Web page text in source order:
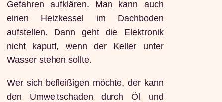
Gefahren aufklären. Man kann auch
einen Heizkessel im Dachboden
aufstellen. Dann geht die Elektronik
nicht kaputt, wenn der Keller unter
Wasser stehen sollte.
Wer sich befleißigen möchte, der kann
den Umweltschaden durch Öl und